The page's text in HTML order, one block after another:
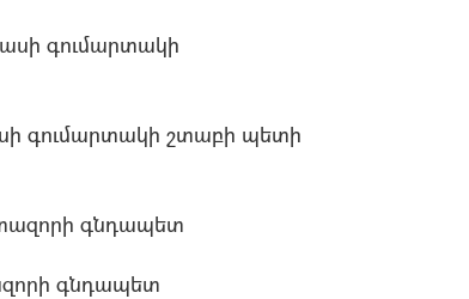
գումարտակի
գումարտակի շտաբի պետի
գնդապետ
գնդապետ